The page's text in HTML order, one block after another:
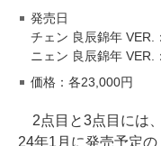
発売日
チェン 良辰錦年 VER.
ニェン 良辰錦年 VER.
価格：各23,000円
2点目と3点目には
24年1月に発売予定